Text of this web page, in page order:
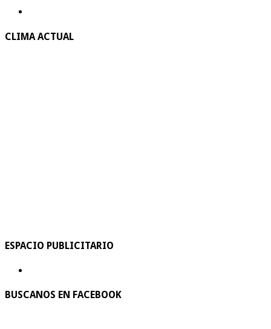
CLIMA ACTUAL
ESPACIO PUBLICITARIO
BUSCANOS EN FACEBOOK